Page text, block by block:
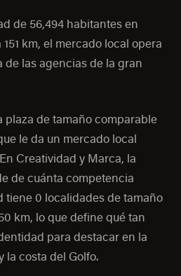
de 56,494 habitantes en
km, el mercado local opera
las agencias de la gran
plaza de tamaño comparable
le da un mercado local
Creatividad y Marca, la
de cuánta competencia
tiene 0 localidades de tamaño
km, lo que define qué tan
para destacar en la
la costa del Golfo.